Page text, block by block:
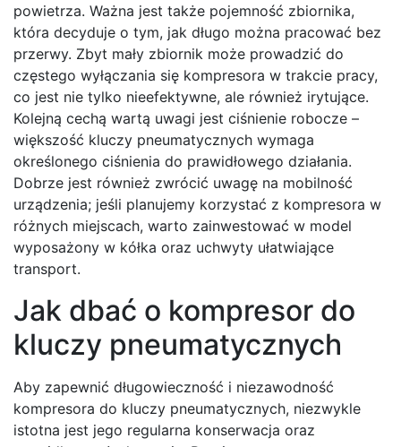
powietrza. Ważna jest także pojemność zbiornika,
która decyduje o tym, jak długo można pracować bez
przerwy. Zbyt mały zbiornik może prowadzić do
częstego wyłączania się kompresora w trakcie pracy,
co jest nie tylko nieefektywne, ale również irytujące.
Kolejną cechą wartą uwagi jest ciśnienie robocze –
większość kluczy pneumatycznych wymaga
określonego ciśnienia do prawidłowego działania.
Dobrze jest również zwrócić uwagę na mobilność
urządzenia; jeśli planujemy korzystać z kompresora w
różnych miejscach, warto zainwestować w model
wyposażony w kółka oraz uchwyty ułatwiające
transport.
Jak dbać o kompresor do
kluczy pneumatycznych
Aby zapewnić długowieczność i niezawodność
kompresora do kluczy pneumatycznych, niezwykle
istotna jest jego regularna konserwacja oraz